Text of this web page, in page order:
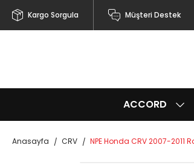
Kargo Sorgula Müşteri Destek
ACCORD
Anasayfa CRV NPE Honda CRV 2007-2011